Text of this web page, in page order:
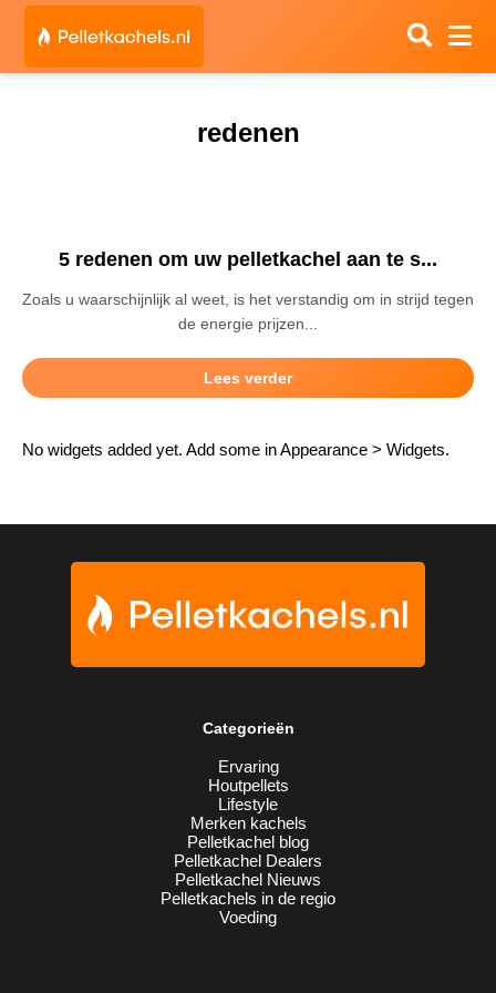
redenen
5 redenen om uw pelletkachel aan te s...
Zoals u waarschijnlijk al weet, is het verstandig om in strijd tegen
de energie prijzen...
Lees verder
No widgets added yet. Add some in Appearance > Widgets.
Categorieën
Ervaring
Houtpellets
Lifestyle
Merken kachels
Pelletkachel blog
Pelletkachel Dealers
Pelletkachel Nieuws
Pelletkachels in de regio
Voeding